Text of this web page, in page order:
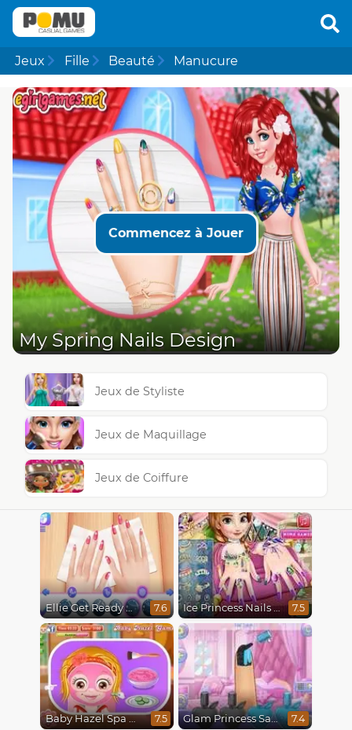
Jeux Fille Beauté Manucure
Commencez à Jouer
My Spring Nails Design
Jeux de Styliste
Jeux de Maquillage
Jeux de Coiffure
Ellie Get Ready With Me 2 7.6 Ice Princess Nails Spa 7.5
Baby Hazel Spa Makeover 7.5 Glam Princess Salon 7.4